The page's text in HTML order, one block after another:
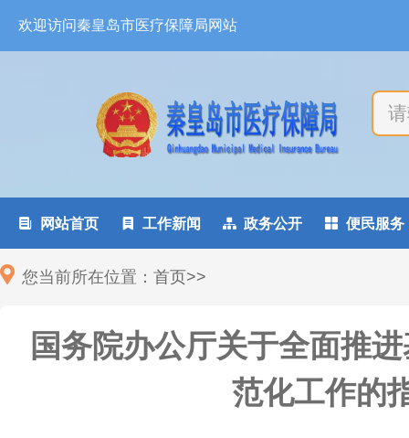
欢迎访问秦皇岛市医疗保障局网站
 网站首页  工作新闻  政务公开  便民服务
您当前所在位置： 首页>>
国务院办公厅关于全面推
范化工作的